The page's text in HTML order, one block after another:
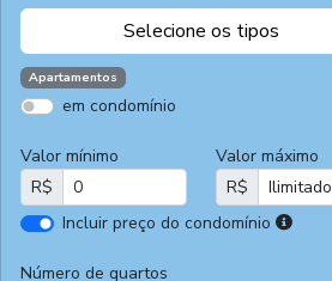
Selecione os tipos
Casas
Casas
Comerciais
Salas
Chácaras e
Apartamentos
em condomínio
Valor mínimo
R$
Valor máximo
R$
Incluir preço do condomínio
I
Número de quartos